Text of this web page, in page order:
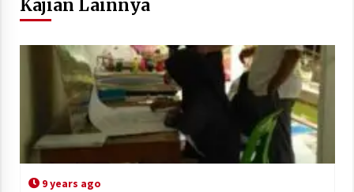
Kajian Lainnya
9 years ago